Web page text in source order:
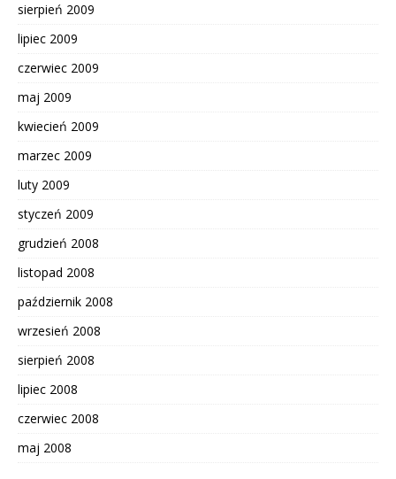
sierpień 2009
lipiec 2009
czerwiec 2009
maj 2009
kwiecień 2009
marzec 2009
luty 2009
styczeń 2009
grudzień 2008
listopad 2008
październik 2008
wrzesień 2008
sierpień 2008
lipiec 2008
czerwiec 2008
maj 2008